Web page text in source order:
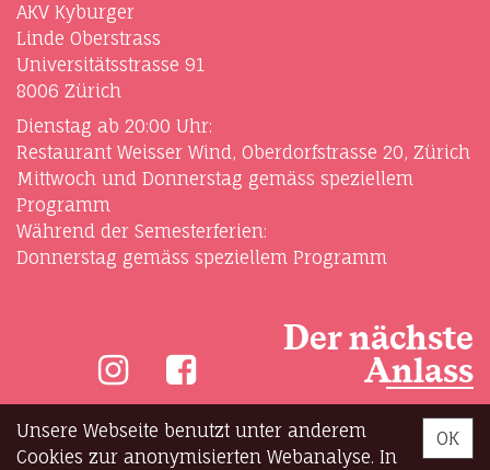
AKV Kyburger
Linde Oberstrass
Universitätsstrasse 91
8006 Zürich
Dienstag ab 20:00 Uhr:
Restaurant Weisser Wind, Oberdorfstrasse 20, Zürich
Mittwoch und Donnerstag gemäss speziellem
Programm
Während der Semesterferien:
Donnerstag gemäss speziellem Programm
Der nächste
Anlass
OK
Unsere Webseite benutzt unter anderem
Cookies zur anonymisierten Webanalyse. In